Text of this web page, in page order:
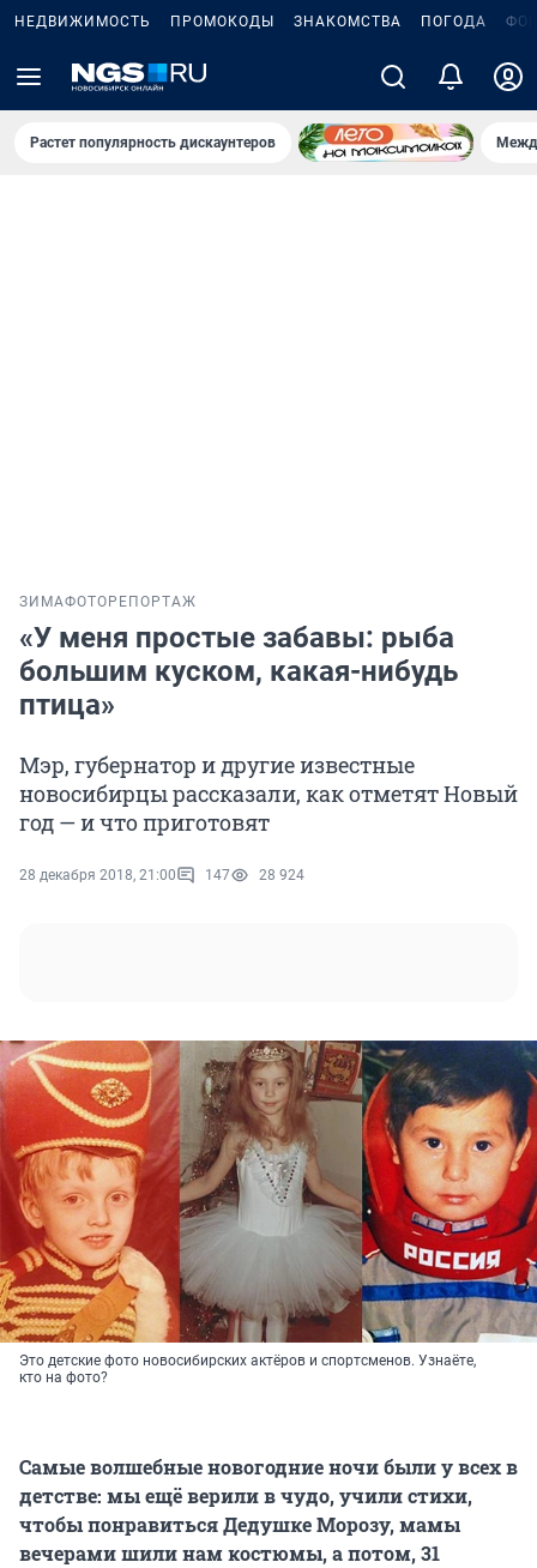
НЕДВИЖИМОСТЬ ПРОМОКОДЫ ЗНАКОМСТВА ПОГОДА
Растет популярность дискаунтеров
ЗИМАФОТОРЕПОРТАЖ
«У меня простые забавы: рыба
большим куском, какая-нибудь
птица»
Мэр, губернатор и другие известные
новосибирцы рассказали, как отметят Новый
год — и что приготовят
28 декабря 2018, 21:00 147 28 924
Это детские фото новосибирских актёров и спортсменов. Узнаёте,
кто на фото?
Самые волшебные новогодние ночи были у всех в
детстве: мы ещё верили в чудо, учили стихи,
чтобы понравиться Дедушке Морозу, мамы
вечерами шили нам костюмы, а потом, 31